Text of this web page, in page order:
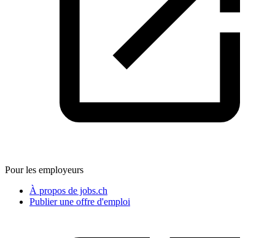
Pour les employeurs
À propos de jobs.ch
Publier une offre d'emploi